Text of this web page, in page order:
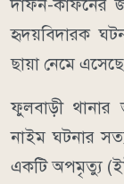
দাফন-কাফনের
হৃদয়বিদারক
ছায়া নেমে
ফুলবাড়ী থানার
নাইম ঘটনার
একটি অপমৃত্যু